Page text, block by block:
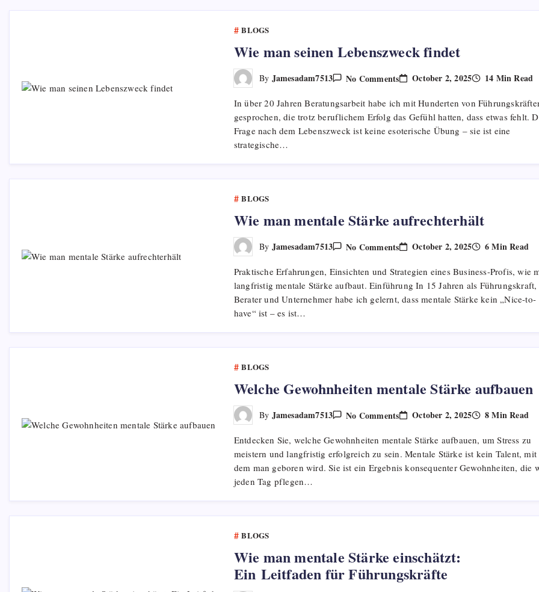
BLOGS
Wie man seinen Lebenszweck findet
By Jamesadam7513 No CommentsOn
Wie
Seinen
Lebenszweck
October 2, 2025 14 Min Read
In über 20 Jahren Beratungsarbeit habe ich mit Hunderten von
gesprochen, die trotz beruflichem Erfolg das Gefühl hatten, dass etwas fehlt.
Frage nach dem Lebenszweck ist keine esoterische Übung – sie ist eine
strategische…
BLOGS
Wie man mentale Stärke aufrechterhält
By Jamesadam7513 No CommentsOn
Wie
Mentale
Stärke
Aufrechterhält
October 2, 2025 6 Min Read
Praktische Erfahrungen, Einsichten und Strategien eines Business-Profis, wie
langfristig mentale Stärke aufbaut. Einführung In 15 Jahren als Führungskraft,
Berater und Unternehmer habe ich gelernt, dass mentale Stärke kein „Nice-to-
have“ ist – es ist…
BLOGS
Welche Gewohnheiten mentale Stärke aufbauen
By Jamesadam7513 No CommentsOn
Welche
Mentale
Stärke
October 2, 2025 8 Min Read
Entdecken Sie, welche Gewohnheiten mentale Stärke aufbauen, um Stress zu
meistern und langfristig erfolgreich zu sein. Mentale Stärke ist kein Talent, mit
dem man geboren wird. Sie ist ein Ergebnis konsequenter Gewohnheiten, die
jeden Tag pflegen…
BLOGS
Wie man mentale Stärke einschätzt:
Ein Leitfaden für Führungskräfte